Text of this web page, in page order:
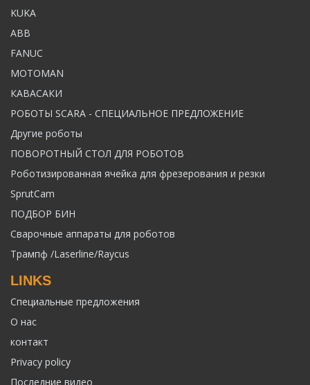
KUKA
ABB
FANUC
MOTOMAN
КАВАСАКИ
РОБОТЫ SCARA - СПЕЦИАЛЬНОЕ ПРЕДЛОЖЕНИЕ
Другие роботы
ПОВОРОТНЫЙ СТОЛ ДЛЯ РОБОТОВ
Роботизированная ячейка для фрезерования и резки
SprutCam
ПОДБОР БИН
Сварочные аппараты для роботов
Трампф /Laserline/Raycus
LINKS
Специальные предложения
О нас
контакт
Privacy policy
Последние видео